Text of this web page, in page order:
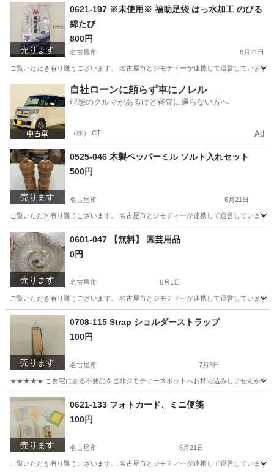
愛知 名古屋市 おもちゃ リユース
売ります
0621-197 ※未使用※ 福助足袋 はっ水加工 のびる
綿たび
800円
名古屋市 6月21日
ご覧いただき有り難うございます。 名古屋市とジモティーが連携して運営してい
着物 リユース
自社ローンに頼らず車にノレル
理想のクルマがあるけど審査に通らない方へ
（株）ICT Ad
売ります
0525-046 木製ペッパーミル ソルト入れセット
500円
名古屋市 6月21日
ご覧いただき有り難うございます。 名古屋市とジモティーが連携して運営してい
愛知 名古屋市 リユース
売ります
0601-047 【無料】 園芸用品
0円
名古屋市 6月1日
ご覧いただき有り難うございます。 名古屋市とジモティーが連携して運営してい
愛知 名古屋市
売ります
0708-115 Strap ショルダーストラップ
100円
名古屋市 7月8日
★★★★★ ご自宅にある不要品を是非ジモティースポットへお持ち込みしませんか？
愛知 名古屋市
売ります
0621-133 フォトカード、ミニ便箋
100円
名古屋市 6月21日
ご覧いただき有り難うございます。 名古屋市とジモティーが連携して運営してい